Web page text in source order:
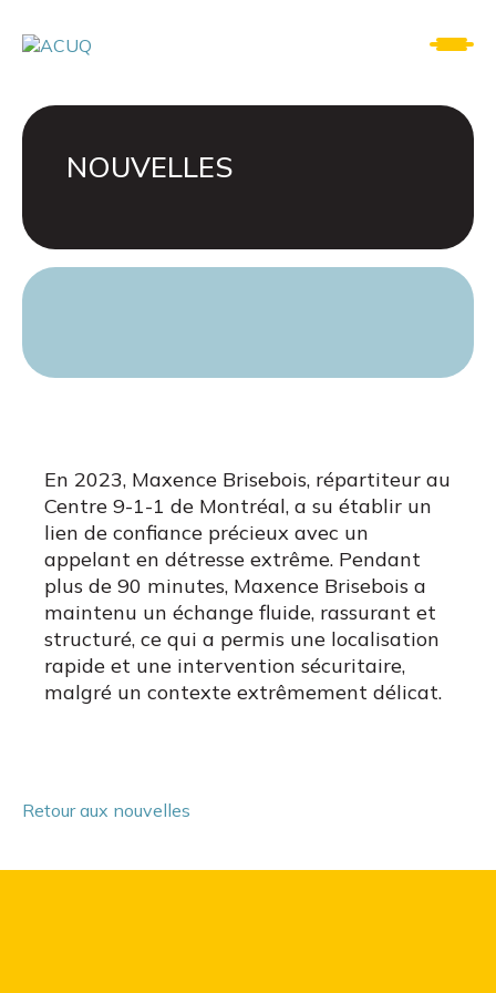
NOUVELLES
En 2023, Maxence Brisebois, répartiteur au
Centre 9-1-1 de Montréal, a su établir un
lien de confiance précieux avec un
appelant en détresse extrême. Pendant
plus de 90 minutes, Maxence Brisebois a
maintenu un échange fluide, rassurant et
structuré, ce qui a permis une localisation
rapide et une intervention sécuritaire,
malgré un contexte extrêmement délicat.
Retour aux nouvelles